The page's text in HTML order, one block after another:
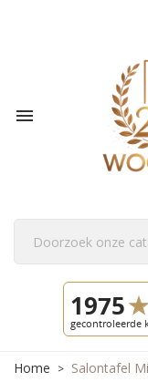

Home Salontafel